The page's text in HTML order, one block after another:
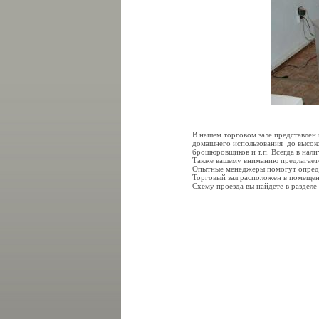
В нашем торговом зале
домашнего использования до
брошюровщиков и т.п. Всегда в
Также вашему вниманию
Опытные менеджеры помогут
Торговый зал расположен в
Схему проезда вы найдете в разделе